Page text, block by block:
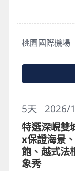
桃園國際機場
2026/
5天
特選深峴雙
x保證海景
飽、越式法
象秀